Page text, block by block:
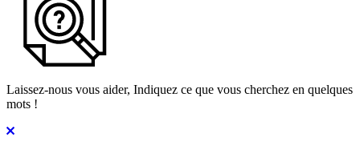
Laissez-nous vous aider, Indiquez ce que vous cherchez en quelques
mots !